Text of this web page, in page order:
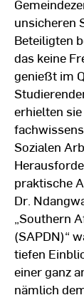
unsicheren
Beteiligten
das keine
genießt im
erhielten
Sozialen
praktische
Dr.
„Southern
(SAPDN)“
tiefen
einer ganz
nämlich